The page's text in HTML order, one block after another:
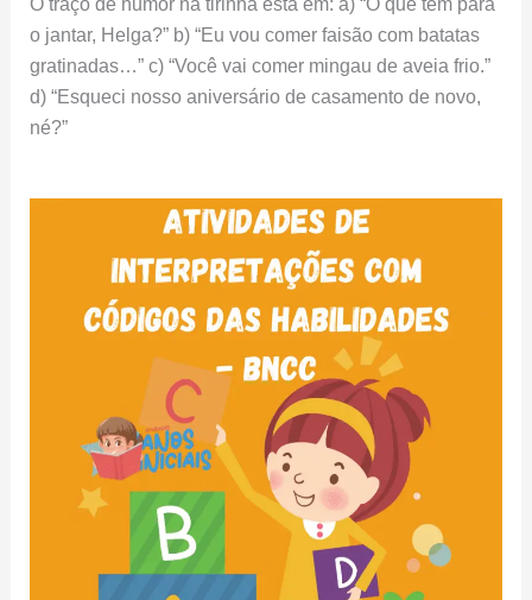
O traço de humor na tirinha está em: a) “O que tem para
o jantar, Helga?” b) “Eu vou comer faisão com batatas
gratinadas…” c) “Você vai comer mingau de aveia frio.”
d) “Esqueci nosso aniversário de casamento de novo,
né?”